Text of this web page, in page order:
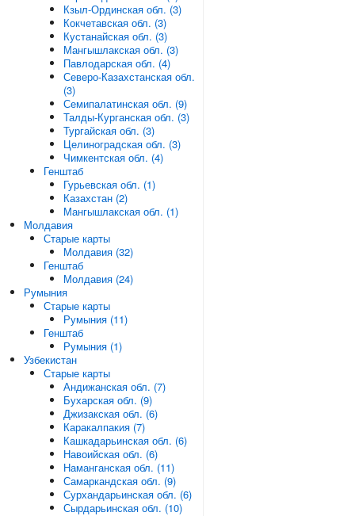
Кзыл-Ординская обл. (3)
Кокчетавская обл. (3)
Кустанайская обл. (3)
Мангышлакская обл. (3)
Павлодарская обл. (4)
Северо-Казахстанская обл.
(3)
Семипалатинская обл. (9)
Талды-Курганская обл. (3)
Тургайская обл. (3)
Целиноградская обл. (3)
Чимкентская обл. (4)
Генштаб
Гурьевская обл. (1)
Казахстан (2)
Мангышлакская обл. (1)
Молдавия
Старые карты
Молдавия (32)
Генштаб
Молдавия (24)
Румыния
Старые карты
Румыния (11)
Генштаб
Румыния (1)
Узбекистан
Старые карты
Андижанская обл. (7)
Бухарская обл. (9)
Джизакская обл. (6)
Каракалпакия (7)
Кашкадарьинская обл. (6)
Навоийская обл. (6)
Наманганская обл. (11)
Самаркандская обл. (9)
Сурхандарьинская обл. (6)
Сырдарьинская обл. (10)